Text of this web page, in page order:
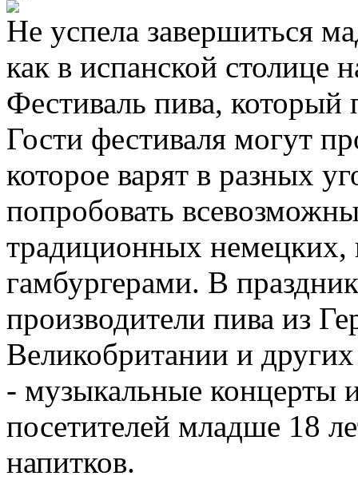
Не успела завершиться
как в испанской столице
Фестиваль пива, который
Гости фестиваля могут
которое варят в разных
попробовать
традиционных немецких,
гамбургерами. В
производители пива из
Великобритании и
- музыкальные концерты
посетителей младше 18
напитков.